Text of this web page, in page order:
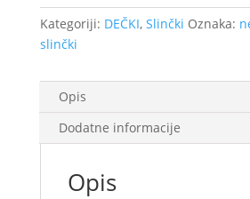
Kategoriji: DEČKI, Slinčki Oznaka:
slinčki
Opis
Dodatne informacije
Opis